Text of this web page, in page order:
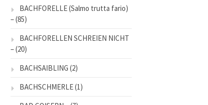
BACHFORELLE (Salmo trutta fario)
–(85)
BACHFORELLEN SCHREIEN NICHT
–(20)
BACHSAIBLING (2)
BACHSCHMERLE(1)